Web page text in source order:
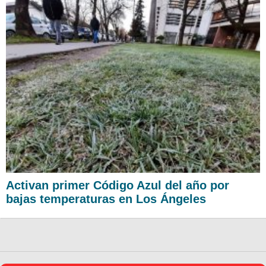
Activan primer Código Azul del año por
bajas temperaturas en Los Ángeles